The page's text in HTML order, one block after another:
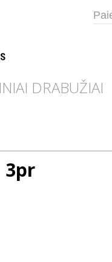
DRABUŽIAI
3pr